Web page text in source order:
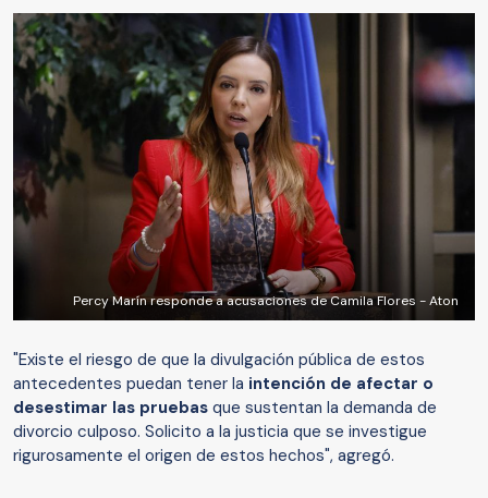
Percy Marín responde a acusaciones de Camila Flores - Aton
"Existe el riesgo de que la divulgación pública de estos
antecedentes puedan tener la intención de afectar o
desestimar las pruebas que sustentan la demanda de
divorcio culposo. Solicito a la justicia que se investigue
rigurosamente el origen de estos hechos", agregó.